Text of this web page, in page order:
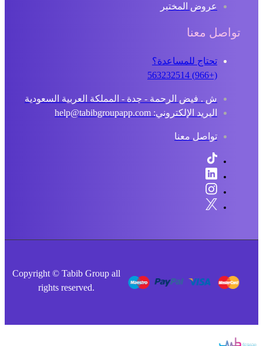
عروض المختبر
تواصل معنا
تحتاج للمساعدة؟
ش . فيض الرحمة - جدة - المملكة العربية السعودية
البريد الإلكتروني: help@tabibgroupapp.com
تواصل معنا
Copyright © Tabib Group all
rights reserved.